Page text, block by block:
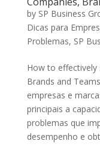
by SP Business
Dicas para
Problemas, SP
How to effectively
Brands and
empresas e
principais a
problemas que
desempenho e